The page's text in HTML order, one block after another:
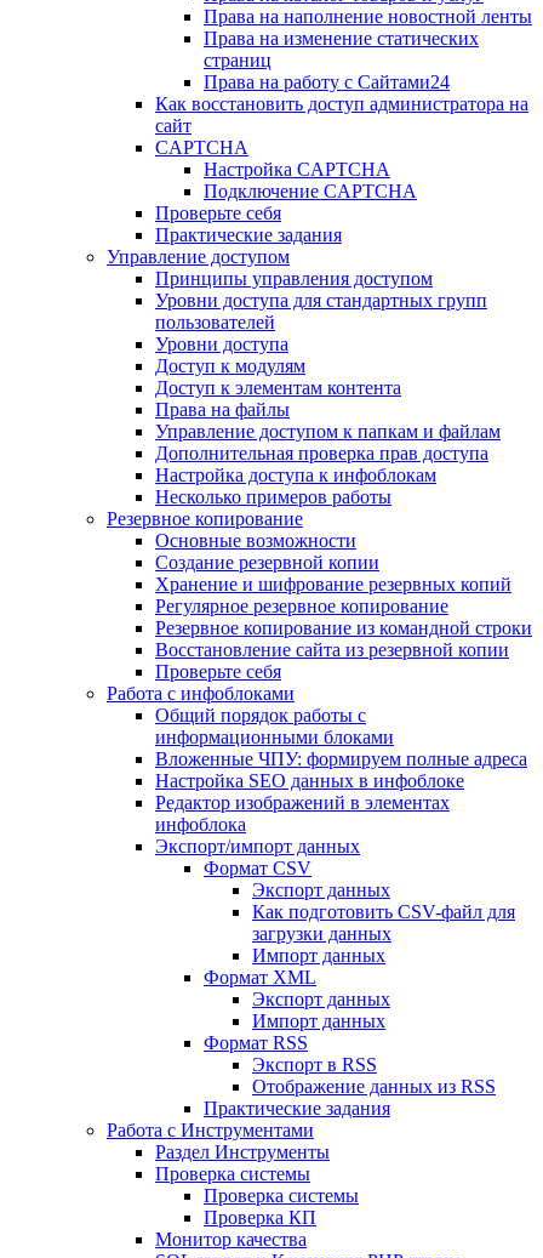
Права на наполнение новостной ленты
Права на изменение статических
страниц
Права на работу с Сайтами24
Как восстановить доступ администратора на
сайт
CAPTCHA
Настройка CAPTCHA
Подключение CAPTCHA
Проверьте себя
Практические задания
Управление доступом
Принципы управления доступом
Уровни доступа для стандартных групп
пользователей
Уровни доступа
Доступ к модулям
Доступ к элементам контента
Права на файлы
Управление доступом к папкам и файлам
Дополнительная проверка прав доступа
Настройка доступа к инфоблокам
Несколько примеров работы
Резервное копирование
Основные возможности
Создание резервной копии
Хранение и шифрование резервных копий
Регулярное резервное копирование
Резервное копирование из командной строки
Восстановление сайта из резервной копии
Проверьте себя
Работа с инфоблоками
Общий порядок работы с
информационными блоками
Вложенные ЧПУ: формируем полные адреса
Настройка SEO данных в инфоблоке
Редактор изображений в элементах
инфоблока
Экспорт/импорт данных
Формат CSV
Экспорт данных
Как подготовить CSV-файл для
загрузки данных
Импорт данных
Формат XML
Экспорт данных
Импорт данных
Формат RSS
Экспорт в RSS
Отображение данных из RSS
Практические задания
Работа с Инструментами
Раздел Инструменты
Проверка системы
Проверка системы
Проверка КП
Монитор качества